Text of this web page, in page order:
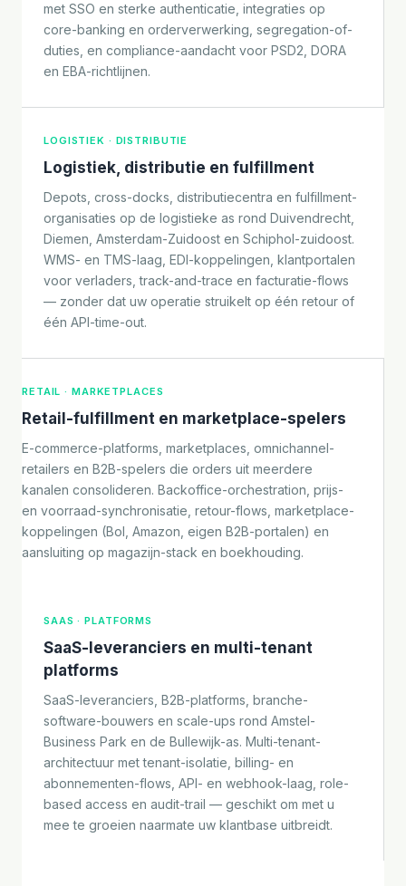
met SSO en sterke authenticatie, integraties op
core-banking en orderverwerking, segregation-of-
duties, en compliance-aandacht voor PSD2, DORA
en EBA-richtlijnen.
LOGISTIEK · DISTRIBUTIE
Logistiek, distributie en fulfillment
Depots, cross-docks, distributiecentra en fulfillment-
organisaties op de logistieke as rond Duivendrecht,
Diemen, Amsterdam-Zuidoost en Schiphol-zuidoost.
WMS- en TMS-laag, EDI-koppelingen, klantportalen
voor verladers, track-and-trace en facturatie-flows
— zonder dat uw operatie struikelt op één retour of
één API-time-out.
RETAIL · MARKETPLACES
Retail-fulfillment en marketplace-spelers
E-commerce-platforms, marketplaces, omnichannel-
retailers en B2B-spelers die orders uit meerdere
kanalen consolideren. Backoffice-orchestration, prijs-
en voorraad-synchronisatie, retour-flows, marketplace-
koppelingen (Bol, Amazon, eigen B2B-portalen) en
aansluiting op magazijn-stack en boekhouding.
SAAS · PLATFORMS
SaaS-leveranciers en multi-tenant
platforms
SaaS-leveranciers, B2B-platforms, branche-
software-bouwers en scale-ups rond Amstel-
Business Park en de Bullewijk-as. Multi-tenant-
architectuur met tenant-isolatie, billing- en
abonnementen-flows, API- en webhook-laag, role-
based access en audit-trail — geschikt om met u
mee te groeien naarmate uw klantbase uitbreidt.